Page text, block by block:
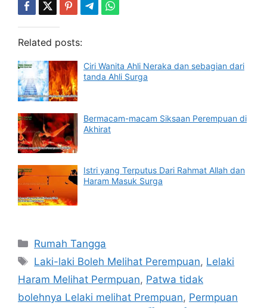
Related posts:
Ciri Wanita Ahli Neraka dan sebagian dari
tanda Ahli Surga
Bermacam-macam Siksaan Perempuan di
Akhirat
Istri yang Terputus Dari Rahmat Allah dan
Haram Masuk Surga
Categories
Rumah Tangga
Tags
Laki-laki Boleh Melihat Perempuan, Lelaki
Haram Melihat Permpuan, Patwa tidak
bolehnya Lelaki melihat Prempuan, Permpuan